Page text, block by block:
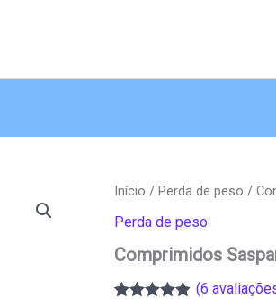
Início /Perda de peso /
Perda de peso
Comprimidos
(6